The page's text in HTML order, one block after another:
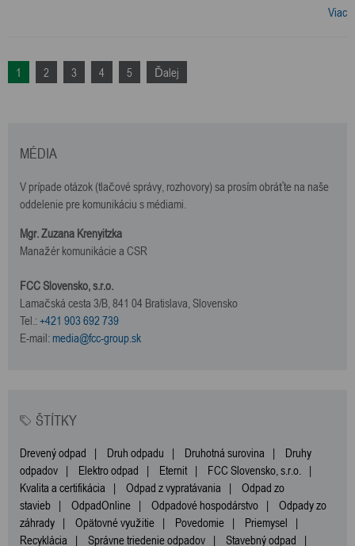
Viac
1 2 3 4 5 Ďalej
MÉDIA
V prípade otázok (tlačové správy, rozhovory) sa prosím obráťte na naše
oddelenie pre komunikáciu s médiami.
Mgr. Zuzana Krenyitzka
Manažér komunikácie a CSR
FCC Slovensko, s.r.o.
Lamačská cesta 3/B, 841 04 Bratislava, Slovensko
Tel.:+421 903 692 739
E-mail:media@fcc-group.sk
ŠTÍTKY
Drevený odpad | Druh odpadu | Druhotná surovina |
Druhy
odpadov | Elektro odpad | Eternit | FCC Slovensko, s.r.o. |
Kvalita a certifikácia | Odpad z vypratávania |
Odpad zo
stavieb | OdpadOnline | Odpadové hospodárstvo |
Odpady zo
záhrady | Opätovné využitie | Povedomie | Priemysel |
Recyklácia | Správne triedenie odpadov | Stavebný odpad |